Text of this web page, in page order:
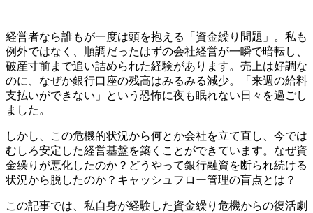
経営者なら誰もが一度は頭を抱える「資金繰り問題」。私も
例外ではなく、順調だったはずの会社経営が一瞬で暗転し、
破産寸前まで追い詰められた経験があります。売上は好調な
のに、なぜか銀行口座の残高はみるみる減少。「来週の給料
支払いができない」という恐怖に夜も眠れない日々を過ごし
ました。
しかし、この危機的状況から何とか会社を立て直し、今では
むしろ安定した経営基盤を築くことができています。なぜ資
金繰りが悪化したのか？どうやって銀行融資を断られ続ける
状況から脱したのか？キャッシュフロー管理の盲点とは？
この記事では、私自身が経験した資金繰り危機からの復活劇